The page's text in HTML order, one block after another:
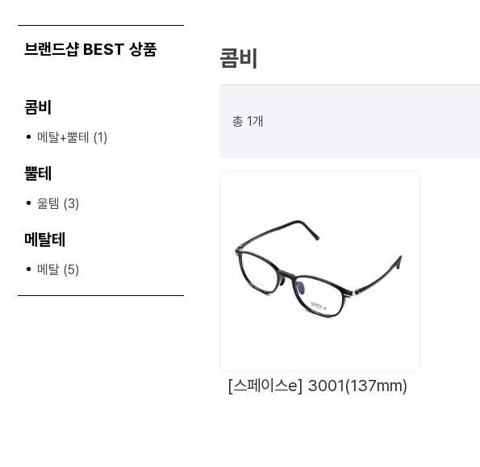
브랜드샵 BEST 상품
콤비
메탈+뿔테 (1)
뿔테
울템 (3)
메탈테
메탈 (5)
콤비
총 1개
[스페이스e] 3001(137mm)